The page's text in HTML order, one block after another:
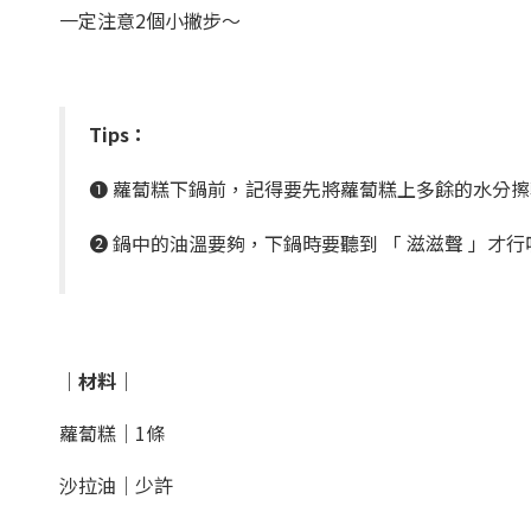
一定注意2個小撇步～
Tips：
❶ 蘿蔔糕下鍋前，記得要先將蘿蔔糕上多餘的水分擦
❷ 鍋中的油溫要夠，下鍋時要聽到 「 滋滋聲 」才行
｜材料｜
蘿蔔糕｜1條
沙拉油｜少許